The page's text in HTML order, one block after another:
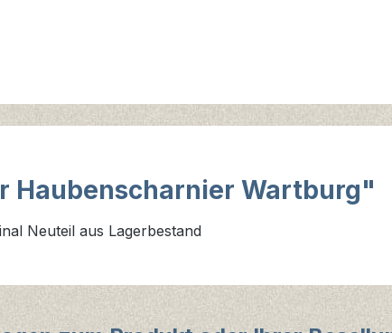
Haubenscharnier Wartburg"
Neuteil aus Lagerbestand